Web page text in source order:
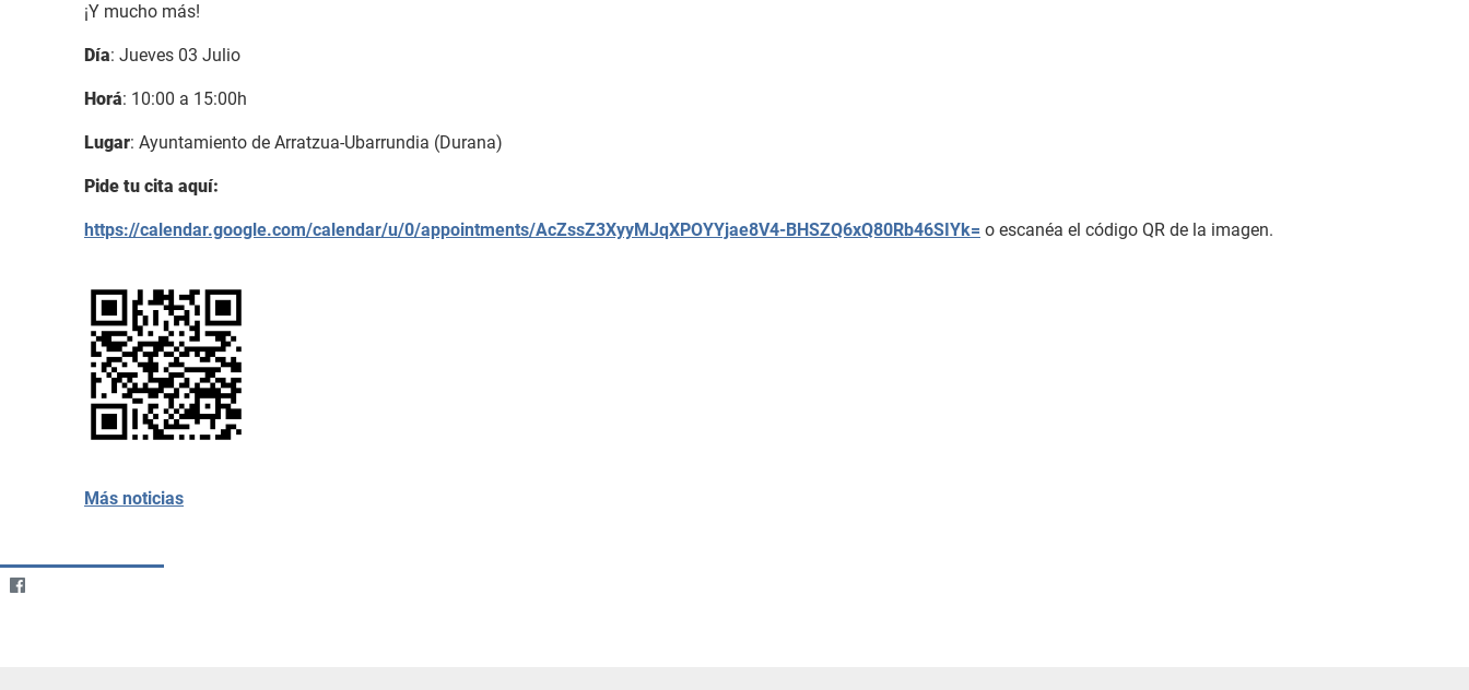
¡Y mucho más!
Día: Jueves 03 Julio
Horá: 10:00 a 15:00h
Lugar: Ayuntamiento de Arratzua-Ubarrundia (Durana)
Pide tu cita aquí:
https://calendar.google.com/calendar/u/0/appointments/AcZssZ3XyyMJqXPOYYjae8V4-BHSZQ6xQ80Rb46SIYk= o escanéa el código QR de la imagen.
Más noticias